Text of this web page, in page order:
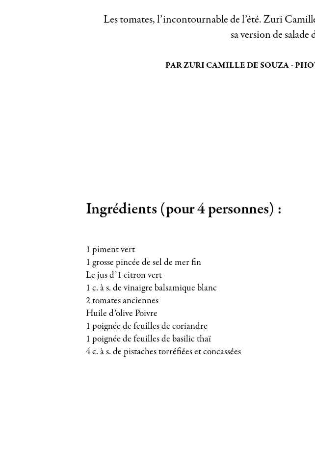
Les tomates, l’incontournable de l’été. Zuri
sa version de
PAR ZURI CAMILLE DE SOUZA -
Ingrédients (pour 4 personnes) :
1 piment vert
1 grosse pincée de sel de mer fin
Le jus d’1 citron vert
1 c. à s. de vinaigre balsamique blanc
2 tomates anciennes
Huile d’olive Poivre
1 poignée de feuilles de coriandre
1 poignée de feuilles de basilic thaï
4 c. à s. de pistaches torréfiées et concassées